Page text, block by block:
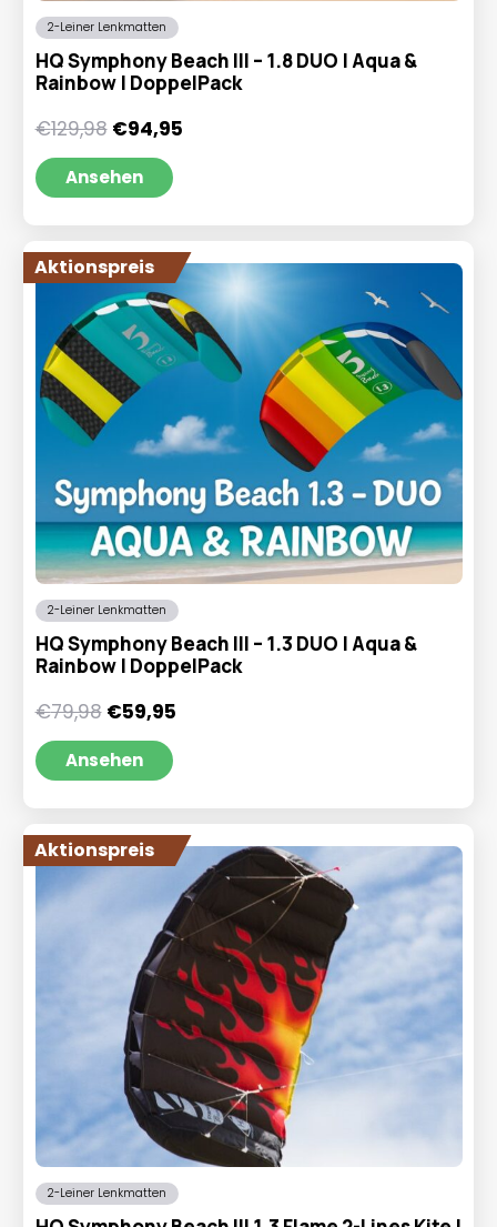
2-Leiner Lenkmatten
HQ Symphony Beach III – 1.8 DUO | Aqua &
Rainbow | DoppelPack
€129,98 Ursprünglicher
Preis
war:
€129,98
€94,95Aktueller
Ansehen
Aktionspreis
2-Leiner Lenkmatten
HQ Symphony Beach III – 1.3 DUO | Aqua &
Rainbow | DoppelPack
€79,98 Ursprünglicher
Preis
war:
€79,98
€59,95Aktueller
Ansehen
Aktionspreis
2-Leiner Lenkmatten